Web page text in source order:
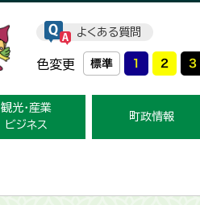
よくある質問
色変更
観光・産業
ビジネス
町政情報